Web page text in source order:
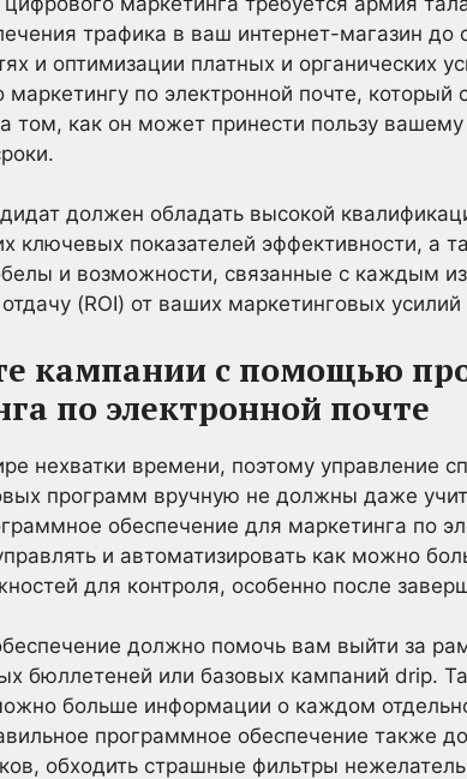
трафика в ваш интернет-магазин до
и оптимизации платных и органических
маркетингу по электронной почте, который
том, как он может принести пользу
должен обладать высокой
ключевых показателей эффективности, а
и возможности, связанные с каждым из
(ROI) от ваших маркетинговых усилий
кампании с помощью
по электронной почте
нехватки времени, поэтому управление
программ вручную не должны даже
обеспечение для маркетинга по
и автоматизировать как можно
для контроля, особенно после
должно помочь вам выйти за
бюллетеней или базовых кампаний drip.
больше информации о каждом
программное обеспечение также
обходить страшные фильтры